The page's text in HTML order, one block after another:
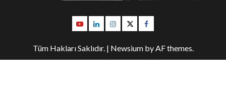
YoutubeLinkedinİnstagram
TwitterFacebook
Tüm Hakları Saklıdır. | Newsiumby AF themes.